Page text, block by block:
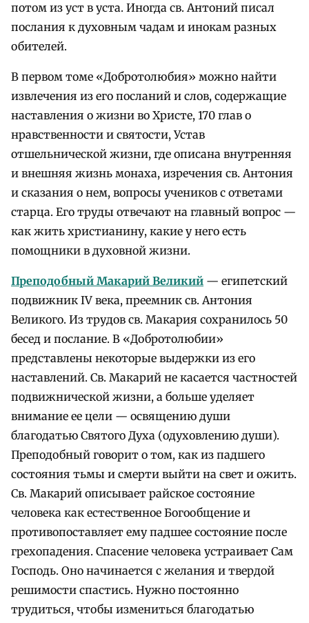
потом из уст в уста. Иногда св. Антоний писал
послания к духовным чадам и инокам разных
обителей.
В первом томе «Добротолюбия» можно найти
извлечения из его посланий и слов, содержащие
наставления о жизни во Христе, 170 глав о
нравственности и святости, Устав
отшельнической жизни, где описана внутренняя
и внешняя жизнь монаха, изречения св. Антония
и сказания о нем, вопросы учеников с ответами
старца. Его труды отвечают на главный вопрос —
как жить христианину, какие у него есть
помощники в духовной жизни.
Преподобный Макарий Великий — египетский
подвижник IV века, преемник св. Антония
Великого. Из трудов св. Макария сохранилось 50
бесед и послание. В «Добротолюбии»
представлены некоторые выдержки из его
наставлений. Св. Макарий не касается частностей
подвижнической жизни, а больше уделяет
внимание ее цели — освящению души
благодатью Святого Духа (одуховлению души).
Преподобный говорит о том, как из падшего
состояния тьмы и смерти выйти на свет и ожить.
Св. Макарий описывает райское состояние
человека как естественное Богообщение и
противопоставляет ему падшее состояние после
грехопадения. Спасение человека устраивает Сам
Господь. Оно начинается с желания и твердой
решимости спастись. Нужно постоянно
трудиться, чтобы измениться благодатью